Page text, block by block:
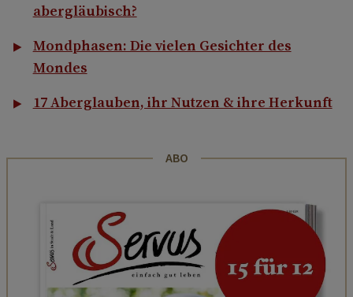
abergläubisch?
Mondphasen: Die vielen Gesichter des
Mondes
17 Aberglauben, ihr Nutzen & ihre Herkunft
ABO